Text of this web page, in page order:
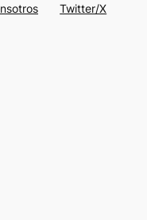
Twitter/X